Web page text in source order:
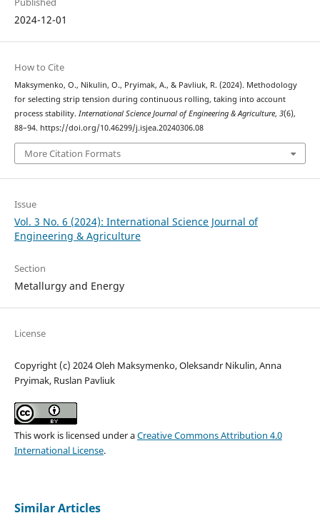
2024-12-01
How to Cite
Maksymenko, O., Nikulin, O., Pryimak, A., & Pavliuk, R. (2024). Methodology
for selecting strip tension during continuous rolling, taking into account
process stability. International Science Journal of Engineering & Agriculture, 3(6),
88–94. https://doi.org/10.46299/j.isjea.20240306.08
More Citation Formats
Issue
Vol. 3 No. 6 (2024): International Science Journal of
Engineering & Agriculture
Section
Metallurgy and Energy
License
Copyright (c) 2024 Oleh Maksymenko, Oleksandr Nikulin, Anna
Pryimak, Ruslan Pavliuk
This work is licensed under aCreative Commons Attribution 4.0
International License.
Similar Articles